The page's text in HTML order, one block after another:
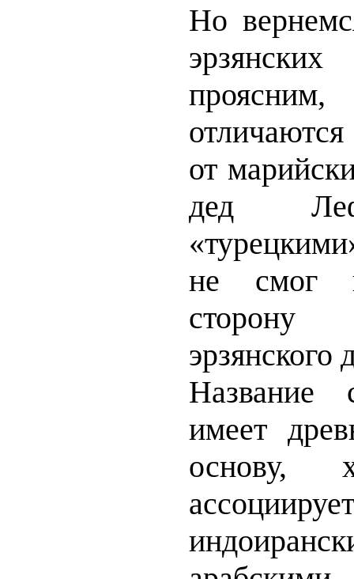
Но
от
дед
не смог
сторону
эрзянского
Название
имеет